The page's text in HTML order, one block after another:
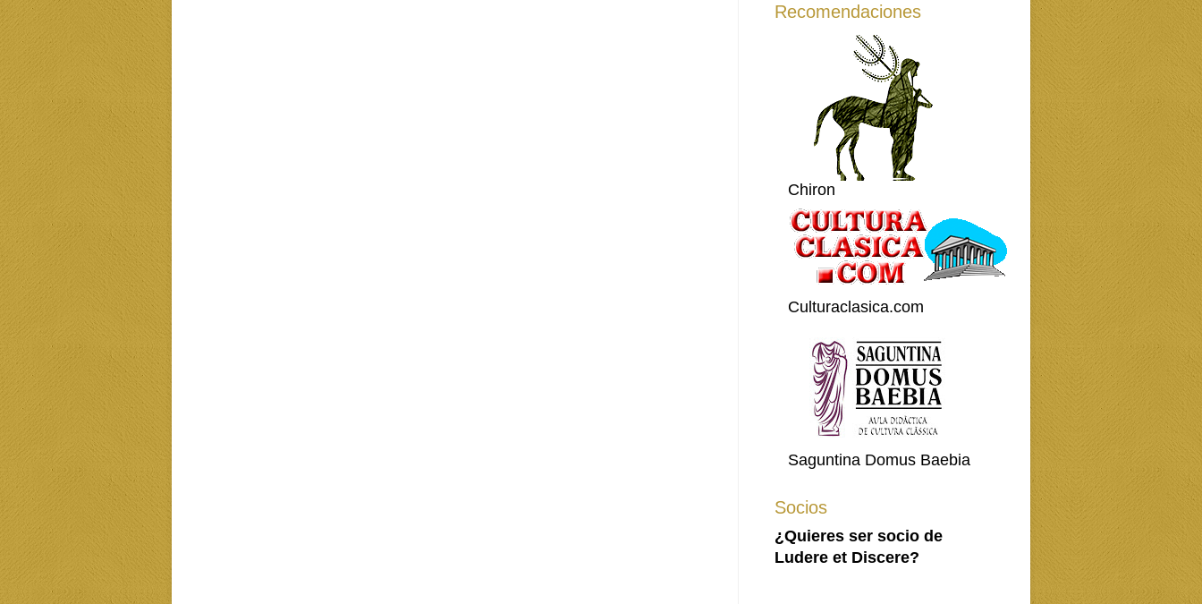
Recomendaciones
Chiron
Culturaclasica.com
Saguntina Domus Baebia
Socios
¿Quieres ser socio de
Ludere et Discere?